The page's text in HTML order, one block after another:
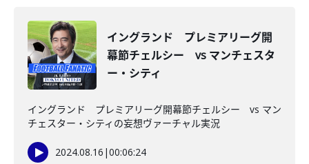
イングランド プレミアリーグ開
幕節チェルシー vs マンチェスタ
ー・シティ
イングランド プレミアリーグ開幕節チェルシー vs マン
チェスター・シティの妄想ヴァーチャル実況
2024.08.16 |00:06:24